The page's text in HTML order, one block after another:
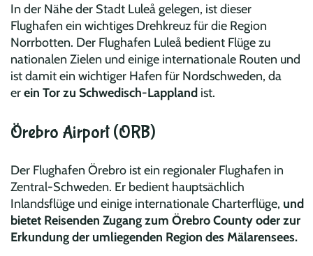
In der Nähe der Stadt Luleå gelegen, ist dieser
Flughafen ein wichtiges Drehkreuz für die Region
Norrbotten. Der Flughafen Luleå bedient Flüge zu
nationalen Zielen und einige internationale Routen und
ist damit ein wichtiger Hafen für Nordschweden, da
erein Tor zu Schwedisch-Lappland ist.
Örebro Airport (ORB)
Der Flughafen Örebro ist ein regionaler Flughafen in
Zentral-Schweden. Er bedient hauptsächlich
Inlandsflüge und einige internationale Charterflüge, und
bietet Reisenden Zugang zum Örebro County oder zur
Erkundung der umliegenden Region des Mälarensees.